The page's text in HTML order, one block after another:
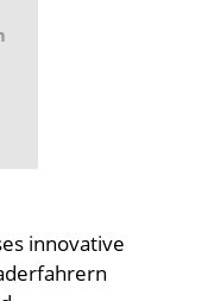
innovative